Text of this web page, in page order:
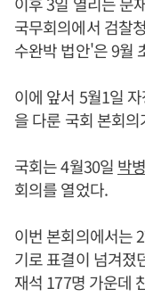
국무회의에서 검찰
수완박 법안'은 9월
이에 앞서 5월1일
을 다룬 국회 본회
국회는 4월30일 박
회의를 열었다.
이번 본회의에서는
기로 표결이 넘겨졌
재석 177명 가운데